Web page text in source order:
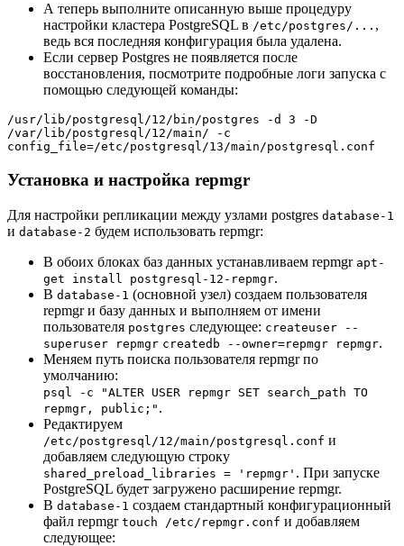
А теперь выполните описанную выше процедуру
настройки кластера PostgreSQL в /etc/postgres/... ,
ведь вся последняя конфигурация была удалена.
Если сервер Postgres не появляется после
восстановления, посмотрите подробные логи запуска с
помощью следующей команды:
/usr/lib/postgresql/12/bin/postgres -d 3 -D
/var/lib/postgresql/12/main/ -c
config_file=/etc/postgresql/13/main/postgresql.conf
Установка и настройка repmgr
Для настройки репликации между узлами postgres database-1
и database-2 будем использовать repmgr:
В обоих блоках баз данных устанавливаем repmgr apt-
get install postgresql-12-repmgr.
В database-1 (основной узел) создаем пользователя
repmgr и базу данных и выполняем от имени
пользователя postgres следующее: createuser --
superuser repmgr createdb --owner=repmgr repmgr.
Меняем путь поиска пользователя repmgr по
умолчанию:
psql -c "ALTER USER repmgr SET search_path TO
repmgr, public;" .
Редактируем
/etc/postgresql/12/main/postgresql.conf и
добавляем следующую строку
shared_preload_libraries = 'repmgr' . При запуске
PostgreSQL будет загружено расширение repmgr.
В database-1 создаем стандартный конфигурационный
файл repmgr touch /etc/repmgr.conf и добавляем
следующее: